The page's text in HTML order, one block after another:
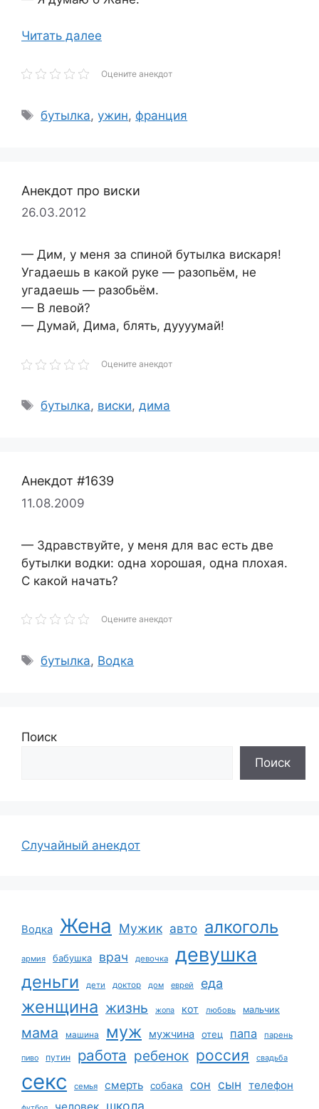
Читать далее
Оцените анекдот
Метки
бутылка,ужин, франция
Анекдот про виски
26.03.2012
— Дим, у меня за спиной бутылка вискаря!
Угадаешь в какой руке — разопьём, не
угадаешь — разобьём.
— В левой?
— Думай, Дима, блять, дуууумай!
Оцените анекдот
Метки
бутылка, виски,дима
Анекдот #1639
11.08.2009
— Здравствуйте, у меня для вас есть две
бутылки водки: одна хорошая, одна плохая.
С какой начать?
Оцените анекдот
Метки
бутылка, Водка
Поиск
Поиск
Случайный анекдот
Водка Жена Мужик авто алкоголь
армия бабушка врач девочка девушка
деньги дети доктор дом еврей еда
женщина жизнь жопа кот любовь мальчик
мама машина муж мужчина отец папа парень
пиво путин работа ребенок россия свадьба
секс семья смерть собака сон сын телефон
человек школа